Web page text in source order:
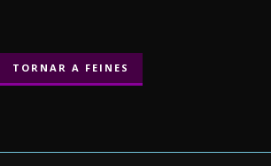
TORNAR A FEINES